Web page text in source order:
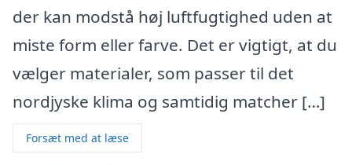
der kan modstå høj luftfugtighed uden at
miste form eller farve. Det er vigtigt, at du
vælger materialer, som passer til det
nordjyske klima og samtidig matcher […]
Forsæt med at læse